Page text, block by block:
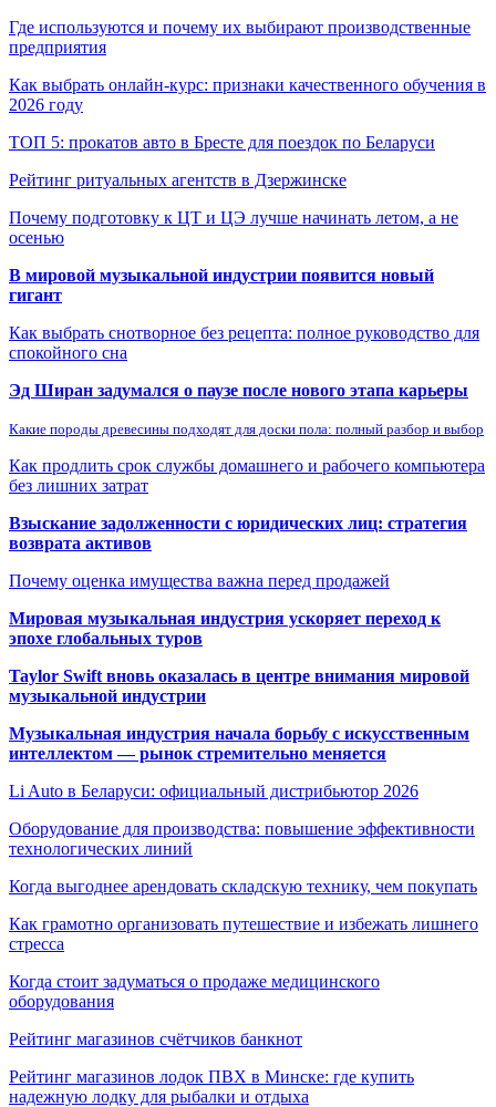
Где используются и почему их выбирают производственные
предприятия
Как выбрать онлайн-курс: признаки качественного обучения в
2026 году
ТОП 5: прокатов авто в Бресте для поездок по Беларуси
Рейтинг ритуальных агентств в Дзержинске
Почему подготовку к ЦТ и ЦЭ лучше начинать летом, а не
осенью
В мировой музыкальной индустрии появится новый
гигант
Как выбрать снотворное без рецепта: полное руководство для
спокойного сна
Эд Ширан задумался о паузе после нового этапа карьеры
Какие породы древесины подходят для доски пола: полный разбор и выбор
Как продлить срок службы домашнего и рабочего компьютера
без лишних затрат
Взыскание задолженности с юридических лиц: стратегия
возврата активов
Почему оценка имущества важна перед продажей
Мировая музыкальная индустрия ускоряет переход к
эпохе глобальных туров
Taylor Swift вновь оказалась в центре внимания мировой
музыкальной индустрии
Музыкальная индустрия начала борьбу с искусственным
интеллектом — рынок стремительно меняется
Li Auto в Беларуси: официальный дистрибьютор 2026
Оборудование для производства: повышение эффективности
технологических линий
Когда выгоднее арендовать складскую технику, чем покупать
Как грамотно организовать путешествие и избежать лишнего
стресса
Когда стоит задуматься о продаже медицинского
оборудования
Рейтинг магазинов счётчиков банкнот
Рейтинг магазинов лодок ПВХ в Минске: где купить
надежную лодку для рыбалки и отдыха